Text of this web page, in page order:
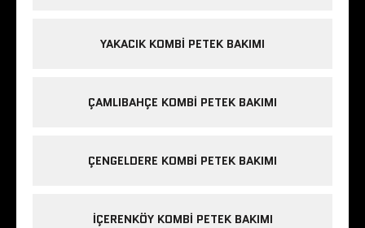
YAKACIK KOMBI PETEK BAKIMI
ÇAMLIBAHÇE KOMBI PETEK BAKIMI
ÇENGELDERE KOMBI PETEK BAKIMI
IÇERENKÖY KOMBI PETEK BAKIMI